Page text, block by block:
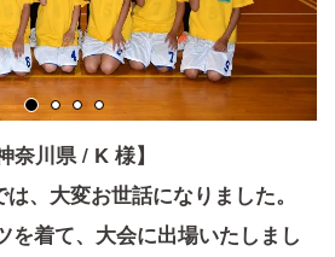
奈川県 / K 様】
、大変お世話になりました。
を着て、大会に出場いたしまし